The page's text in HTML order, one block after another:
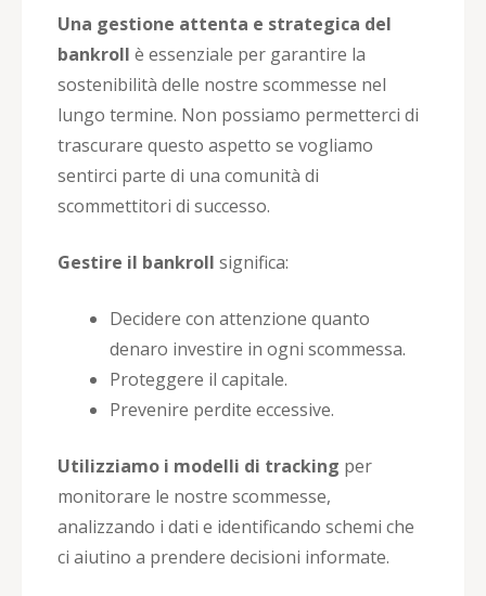
Una gestione attenta e strategica del
bankroll è essenziale per garantire la
sostenibilità delle nostre scommesse nel
lungo termine. Non possiamo permetterci di
trascurare questo aspetto se vogliamo
sentirci parte di una comunità di
scommettitori di successo.
Gestire il bankroll significa:
Decidere con attenzione quanto
denaro investire in ogni scommessa.
Proteggere il capitale.
Prevenire perdite eccessive.
Utilizziamo i modelli di tracking per
monitorare le nostre scommesse,
analizzando i dati e identificando schemi che
ci aiutino a prendere decisioni informate.